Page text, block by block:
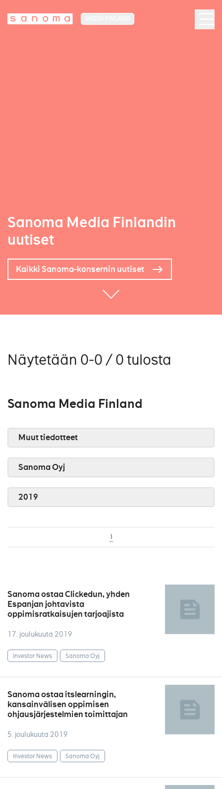
Sanoma Media Finlandin
uutiset
Kaikki Sanoma-konsernin uutiset
Näytetään 0-0 / 0 tulosta
Sanoma Media Finland
Muut tiedotteet
Sanoma Oyj
2019
1
Sanoma ostaa Clickedun, yhden
Espanjan johtavista
oppimisratkaisujen tarjoajista
17. joulukuuta 2019
Investor News Sanoma Oyj
Sanoma ostaa itslearningin,
kansainvälisen oppimisen
ohjausjärjestelmien toimittajan
5. joulukuuta 2019
Investor News Sanoma Oyj